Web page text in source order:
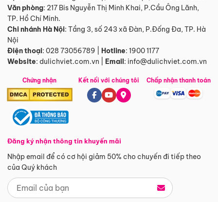
Văn phòng: 217 Bis Nguyễn Thị Minh Khai, P.Cầu Ông Lãnh,
TP. Hồ Chí Minh.
Chi nhánh Hà Nội: Tầng 3, số 243 xã Đàn, P.Đống Đa, TP. Hà
Nội
Điện thoại: 028 73056789 Hotline: 1900 1177
Website: dulichviet.com.vn Email: info@dulichviet.com.vn
Chứng nhận
Đăng ký nhận thông tin khuyến mãi
Nhập email để có cơ hội giảm 50% cho chuyến đi tiếp theo
của Quý khách
Kết nối với chúng tôi Chấp nhận thanh toán